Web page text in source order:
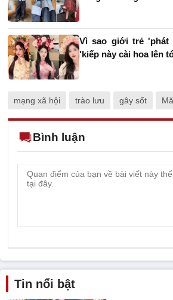
Vì sao giới trẻ
'kiếp này cài hoa lên
mạng xã hội trào lưu gây sốt
Bình luận
Tin nổi bật